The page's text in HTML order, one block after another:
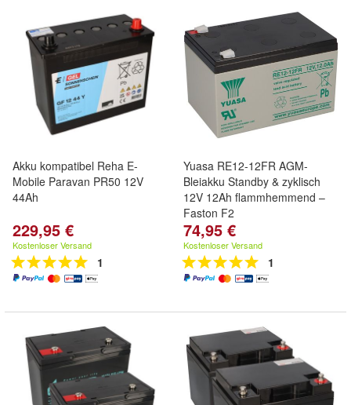
Akku kompatibel Reha E-
Mobile Paravan PR50 12V
44Ah
229,95 €
Kostenloser Versand
1
Yuasa RE12-12FR AGM-
Bleiakku Standby & zyklisch
12V 12Ah flammhemmend –
Faston F2
74,95 €
Kostenloser Versand
1